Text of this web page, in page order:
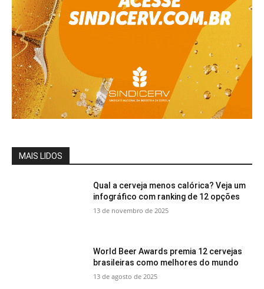
MAIS LIDOS
Qual a cerveja menos calórica? Veja um
infográfico com ranking de 12 opções
13 de novembro de 2025
World Beer Awards premia 12 cervejas
brasileiras como melhores do mundo
13 de agosto de 2025